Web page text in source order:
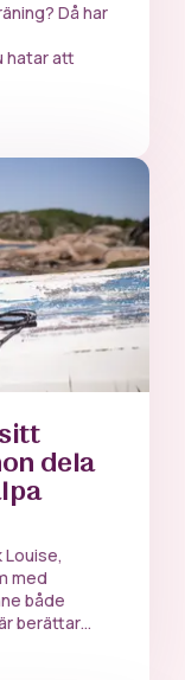
Då har
hatar att
dela
med
både
berättar
hopp om